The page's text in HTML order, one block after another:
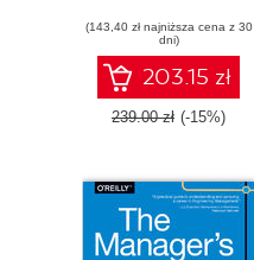
(143,40 zł najniższa cena z 30
dni)
203.15 zł
239.00 zł (-15%)